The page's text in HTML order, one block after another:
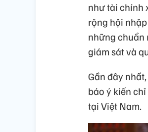
như tài chính
rộng hội
những chuẩn
giám sát và
Gần đây
báo ý kiến
tại Việt Nam.